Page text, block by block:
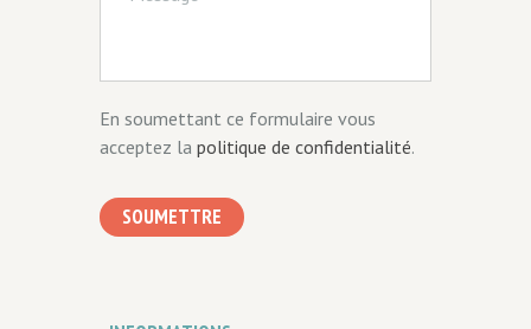
En soumettant ce formulaire vous
acceptez la politique de confidentialité.
SOUMETTRE